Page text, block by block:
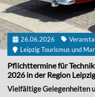
26.06.2026
Leipzig Tourismus und
Pflichttermine für
2026 in der Region Leipzig
Vielfältige Gelegenheiten